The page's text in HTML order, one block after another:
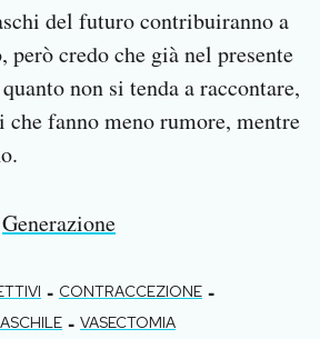
del futuro contribuiranno a
credo che già nel presente
non si tenda a raccontare,
che fanno meno rumore, mentre
Generazione
- CONTRACCEZIONE -
- VASECTOMIA